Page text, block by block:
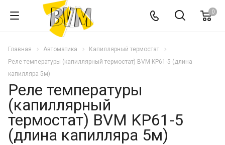
0
Главная Автоматика
Капиллярный термостат
Реле температуры (капиллярный термостат) BVM KP61-5 (длина
капилляра 5м)
Реле температуры
(капиллярный
термостат) BVM KP61-5
(длина капилляра 5м)